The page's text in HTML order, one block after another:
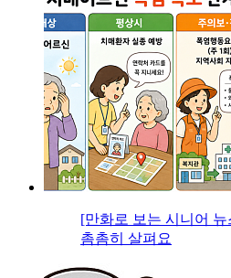
[만화로 보는 시니어
촘촘히 살펴요